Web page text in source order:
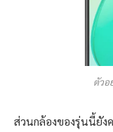
ตัวอ
ส่วนกล้องของรุ่นนี้ยัง